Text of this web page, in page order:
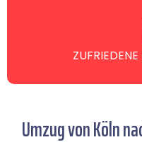
Umzug von Köln